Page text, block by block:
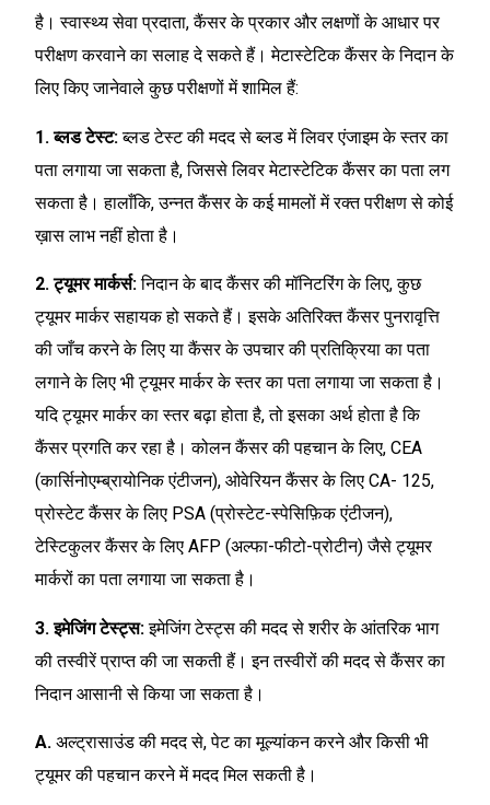
है। स्वास्थ्य सेवा प्रदाता, कैंसर के प्रकार और लक्षणों के आधार पर
परीक्षण करवाने का सलाह दे सकते हैं। मेटास्टेटिक कैंसर के निदान के
लिए किए जानेवाले कुछ परीक्षणों में शामिल हैं:
1. ब्लड टेस्ट:ब्लड टेस्ट की मदद से ब्लड में लिवर एंजाइम के स्तर का
पता लगाया जा सकता है, जिससे लिवर मेटास्टेटिक कैंसर का पता लग
सकता है। हालाँकि, उन्नत कैंसर के कई मामलों में रक्त परीक्षण से कोई
ख़ास लाभ नहीं होता है।
2. ट्यूमर मार्कर्स:निदान के बाद कैंसर की मॉनिटरिंग के लिए, कुछ
ट्यूमर मार्कर सहायक हो सकते हैं। इसके अतिरिक्त कैंसर पुनरावृत्ति
की जाँच करने के लिए या कैंसर के उपचार की प्रतिक्रिया का पता
लगाने के लिए भी ट्यूमर मार्कर के स्तर का पता लगाया जा सकता है।
यदि ट्यूमर मार्कर का स्तर बढ़ा होता है, तो इसका अर्थ होता है कि
कैंसर प्रगति कर रहा है। कोलन कैंसर की पहचान के लिए, CEA
(कार्सिनोएम्ब्रायोनिक एंटीजन), ओवेरियन कैंसर के लिए CA- 125,
प्रोस्टेट कैंसर के लिए PSA (प्रोस्टेट-स्पेसिफ़िक एंटीजन),
टेस्टिकुलर कैंसर के लिए AFP (अल्फा-फीटो-प्रोटीन) जैसे ट्यूमर
मार्करों का पता लगाया जा सकता है।
3. इमेजिंग टेस्ट्स:इमेजिंग टेस्ट्स की मदद से शरीर के आंतरिक भाग
की तस्वीरें प्राप्त की जा सकती हैं। इन तस्वीरों की मदद से कैंसर का
निदान आसानी से किया जा सकता है।
A. अल्ट्रासाउंड की मदद से, पेट का मूल्यांकन करने और किसी भी
ट्यूमर की पहचान करने में मदद मिल सकती है।